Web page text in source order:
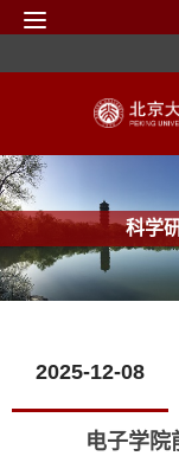
科学
2025-12-08
电子学院